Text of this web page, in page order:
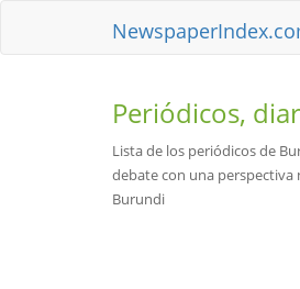
Periódicos,
Lista de los periódicos de
debate con una perspectiva
Burundi